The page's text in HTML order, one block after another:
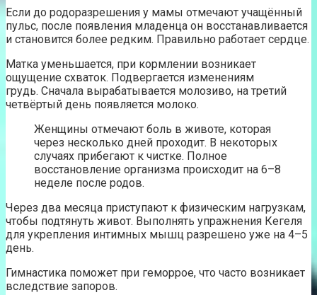
Если до родоразрешения у мамы отмечают учащённый
пульс, после появления младенца он восстанавливается
и становится более редким. Правильно работает сердце.
Матка уменьшается, при кормлении возникает
ощущение схваток. Подвергается изменениям
грудь. Сначала вырабатывается молозиво, на третий
четвёртый день появляется молоко.
Женщины отмечают боль в животе, которая
через несколько дней проходит. В некоторых
случаях прибегают к чистке. Полное
восстановление организма происходит на 6–8
неделе после родов.
Через два месяца приступают к физическим нагрузкам,
чтобы подтянуть живот. Выполнять упражнения Кегеля
для укрепления интимных мышц разрешено уже на 4–5
день.
Гимнастика поможет при геморрое, что часто возникает
вследствие запоров.